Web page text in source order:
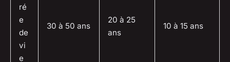
ré
e
de
vi
e
30 à 50 ans
20 à 25
ans
10 à 15 ans